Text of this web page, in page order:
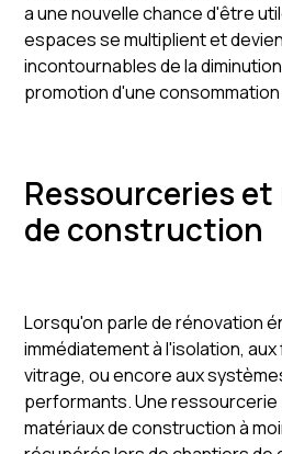
a une nouvelle chance d'être
espaces se multiplient et
incontournables de la
promotion d'une
Ressourceries
de construction
Lorsqu'on parle de rénovation
immédiatement à l'isolation,
vitrage, ou encore aux
performants. Une
matériaux de construction à